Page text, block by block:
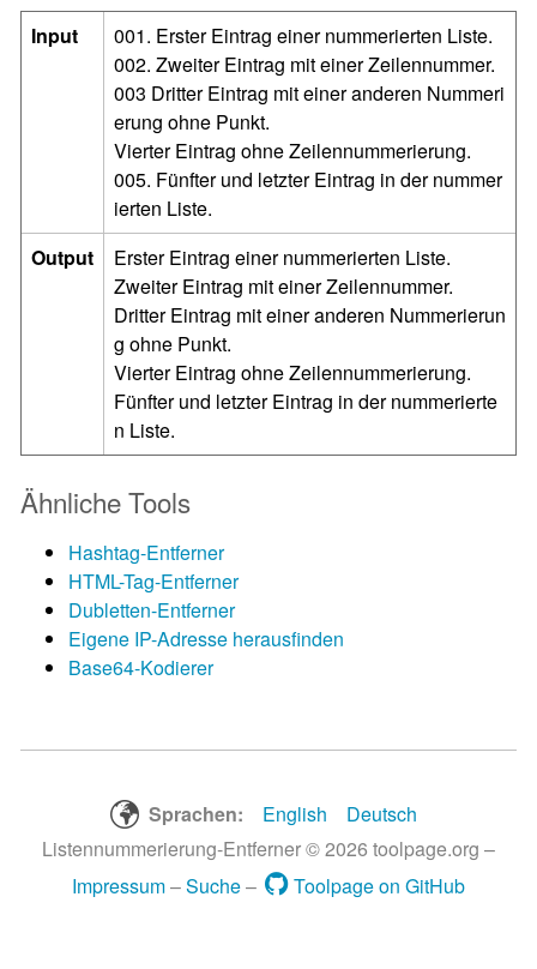
Input
001. Erster Eintrag einer nummerierten Liste.
002. Zweiter Eintrag mit einer Zeilennummer.
003 Dritter Eintrag mit einer anderen Nummeri
erung ohne Punkt.
Vierter Eintrag ohne Zeilennummerierung.
005. Fünfter und letzter Eintrag in der nummer
ierten Liste.
Output
Erster Eintrag einer nummerierten Liste.
Zweiter Eintrag mit einer Zeilennummer.
Dritter Eintrag mit einer anderen Nummerierun
g ohne Punkt.
Vierter Eintrag ohne Zeilennummerierung.
Fünfter und letzter Eintrag in der nummerierte
n Liste.
Ähnliche Tools
Hashtag-Entferner
HTML-Tag-Entferner
Dubletten-Entferner
Eigene IP-Adresse herausfinden
Base64-Kodierer
Sprachen: English
Deutsch
Listennummerierung-Entferner © 2026 toolpage.org –
Impressum–Suche– Toolpage on GitHub